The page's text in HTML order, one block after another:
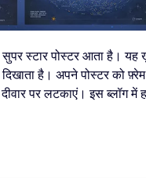
सुपर स्टार पोस्टर आता है।
है। अपने पोस्टर को
पर लटकाएं। इस ब्लॉग में